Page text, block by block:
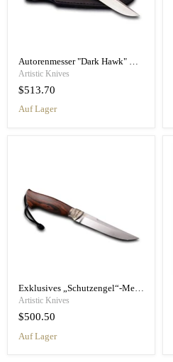
Artistic Knives
$513.70
Auf Lager
Artistic Knives
$500.50
Auf Lager